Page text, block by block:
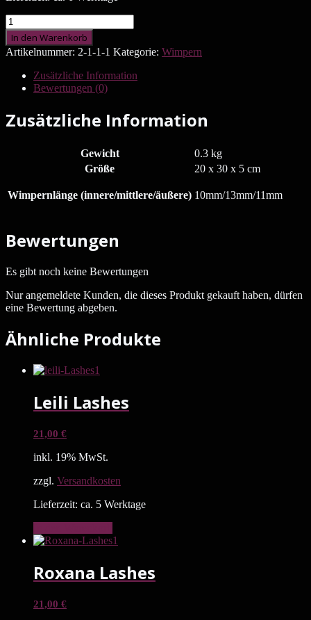
In den Warenkorb
Artikelnummer: 2-1-1-1 Kategorie: Wimpern
Zusätzliche Information
Bewertungen (0)
Zusätzliche Information
Gewicht
0.3 kg
Größe
20 x 30 x 5 cm
Wimpernlänge (innere/mittlere/äußere) 10mm/13mm/11mm
Bewertungen
Es gibt noch keine Bewertungen
Nur angemeldete Kunden, die dieses Produkt gekauft haben, dürfen
eine Bewertung abgeben.
Ähnliche Produkte
Leili Lashes
21,00 €
inkl. 19% MwSt.
zzgl. Versandkosten
Lieferzeit: ca. 5 Werktage
Roxana Lashes
21,00 €